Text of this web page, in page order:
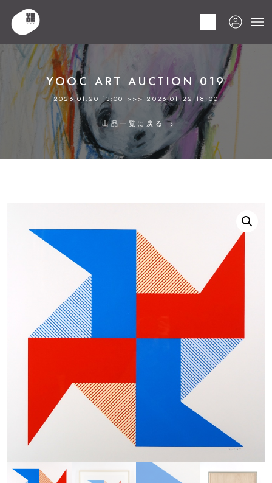
HOME
YOOC ART AUCTION 019
2026.01.20 13:00 >>> 2026.01.22 18:00
出品一覧に戻る